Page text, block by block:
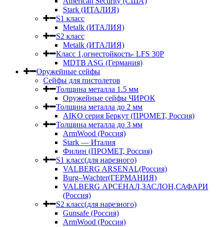
Stark (ИТАЛИЯ)
S1 класс
Metalk (ИТАЛИЯ)
S2 класс
Metalk (ИТАЛИЯ)
Класс 1,огнестойкость- LFS 30P
MDTB ASG (Германия)
Оружейные сейфы
Сейфы для пистолетов
Толщина металла 1.5 мм
Оружейные сейфы ЧИРОК
Толщина металла до 2 мм
AIKO серия Беркут (ПРОМЕТ, Россия)
Толщина металла до 3 мм
ArmWood (Россия)
Stark — Италия
Филин (ПРОМЕТ, Россия)
S1 класс(для нарезного)
VALBERG ARSENAL(Россия)
Burg–Wachter(ГЕРМАНИЯ)
VALBERG АРСЕНАЛ,ЗАСЛОН,САФАРИ
(Россия)
S2 класс(для нарезного)
Gunsafe (Россия)
ArmWood (Россия)